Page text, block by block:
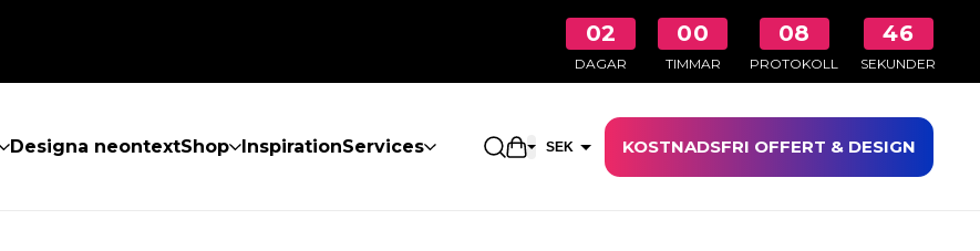
02
DAGAR
00
TIMMAR
08
PROTOKOLL
45
SEKUNDER
Designa neontextShop InspirationServices Öppna kundkorgen
SEK KOSTNADSFRI OFFERT & DESIGN